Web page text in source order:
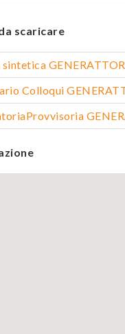
scaricare
sintetica
Colloqui